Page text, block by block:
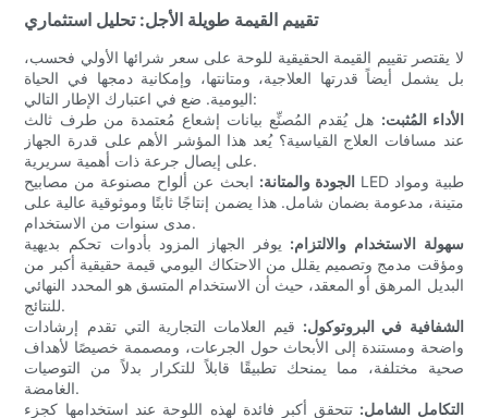
تقييم القيمة طويلة الأجل: تحليل استثماري
لا يقتصر تقييم القيمة الحقيقية للوحة على سعر شرائها الأولي فحسب،
بل يشمل أيضاً قدرتها العلاجية، ومتانتها، وإمكانية دمجها في الحياة
اليومية. ضع في اعتبارك الإطار التالي:
الأداء المُثبت: هل يُقدم المُصنِّع بيانات إشعاع مُعتمدة من طرف ثالث
عند مسافات العلاج القياسية؟ يُعد هذا المؤشر الأهم على قدرة الجهاز
على إيصال جرعة ذات أهمية سريرية.
الجودة والمتانة: ابحث عن ألواح مصنوعة من مصابيح LED طبية ومواد
متينة، مدعومة بضمان شامل. هذا يضمن إنتاجًا ثابتًا وموثوقية عالية على
مدى سنوات من الاستخدام.
سهولة الاستخدام والالتزام: يوفر الجهاز المزود بأدوات تحكم بديهية
ومؤقت مدمج وتصميم يقلل من الاحتكاك اليومي قيمة حقيقية أكبر من
البديل المرهق أو المعقد، حيث أن الاستخدام المتسق هو المحدد النهائي
للنتائج.
الشفافية في البروتوكول: قيم العلامات التجارية التي تقدم إرشادات
واضحة ومستندة إلى الأبحاث حول الجرعات، ومصممة خصيصًا لأهداف
صحية مختلفة، مما يمنحك تطبيقًا قابلاً للتكرار بدلاً من التوصيات
الغامضة.
التكامل الشامل: تتحقق أكبر فائدة لهذه اللوحة عند استخدامها كجزء